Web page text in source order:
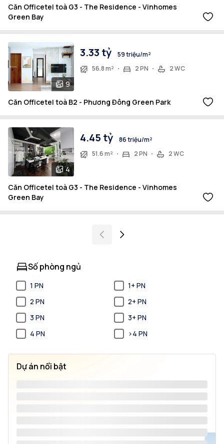
Căn Officetel toà G3 - The Residence - Vinhomes
Green Bay
9
3.33 tỷ
59 triệu/m²
56.8 m²
2 PN 2 WC
Căn Officetel toà B2 - Phương Đông Green Park
4
4.45 tỷ
86 triệu/m²
51.6 m²
2 PN 2 WC
Căn Officetel toà G3 - The Residence - Vinhomes
Green Bay
Số phòng ngủ
1 PN
1+ PN
2 PN
2+ PN
3 PN
3+ PN
4 PN
>4 PN
Dự án nổi bật